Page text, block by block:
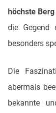
höchste
die
besonders
Die
abermals
bekannte